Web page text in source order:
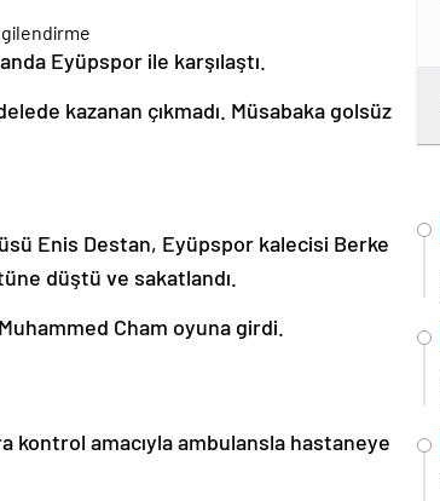
Eyüpspor ile karşılaştı.
kazanan çıkmadı. Müsabaka golsüz
Enis Destan, Eyüpspor kalecisi Berke
düştü ve sakatlandı.
Cham oyuna girdi.
kontrol amacıyla ambulansla hastaneye